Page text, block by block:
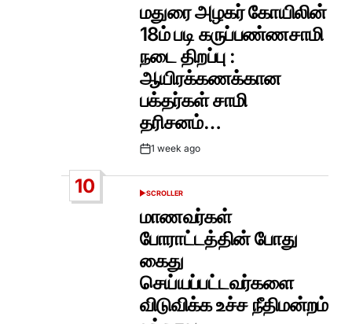
மதுரை அழகர் கோயிலின்
18ம் படி கருப்பண்ணசாமி
நடை திறப்பு :
ஆயிரக்கணக்கான
பக்தர்கள் சாமி
தரிசனம்…
Post1 week ago
10
POSTED
SCROLLER
மாணவர்கள்
போராட்டத்தின் போது
கைது
செய்யப்பட்டவர்களை
விடுவிக்க உச்ச நீதிமன்றம்